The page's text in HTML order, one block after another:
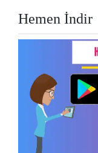
Hemen İndir